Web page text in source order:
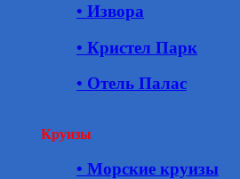
• Извора
• Кристел Парк
• Отель Палас
Круизы
• Морские круизы